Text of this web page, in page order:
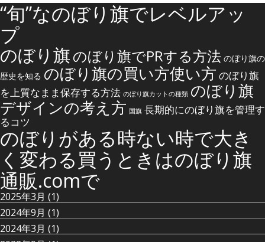
“旬”なのぼり旗でレベルアッ
プ
のぼり旗のぼり旗でPRする方法 のぼり旗の
歴史を知る のぼり旗の買い方使い方 のぼり旗
を上質なまま保存する方法 のぼり旗カットの種類 のぼり旗
デザインの考え方 国旗 長期的にのぼり旗を管理す
るコツ
のぼりがある時ない時で大き
く変わる買うときはのぼり旗
通販.comで
2025年3月 (1)
2024年9月 (1)
2024年3月 (1)